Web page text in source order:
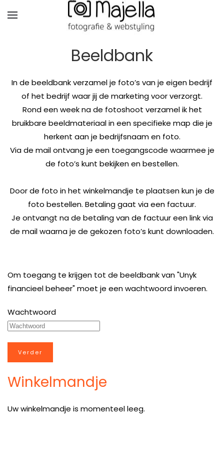
Beeldbank
In de beeldbank verzamel je foto’s van je eigen bedrijf
of het bedrijf waar jij de marketing voor verzorgt.
Rond een week na de fotoshoot verzamel ik het
bruikbare beeldmateriaal in een specifieke map die je
herkent aan je bedrijfsnaam en foto.
Via de mail ontvang je een toegangscode waarmee je
de foto’s kunt bekijken en bestellen.
Door de foto in het winkelmandje te plaatsen kun je de
foto bestellen. Betaling gaat via een factuur.
Je ontvangt na de betaling van de factuur een link via
de mail waarna je de gekozen foto’s kunt downloaden.
Om toegang te krijgen tot de beeldbank van "Unyk
financieel beheer" moet je een wachtwoord invoeren.
Wachtwoord
Winkelmandje
Uw winkelmandje is momenteel leeg.